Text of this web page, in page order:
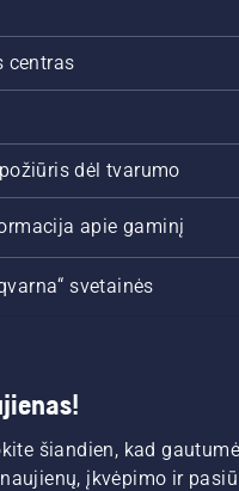
centras
dėl tvarumo
apie gaminį
svetainės
šiandien, kad
įkvėpimo ir